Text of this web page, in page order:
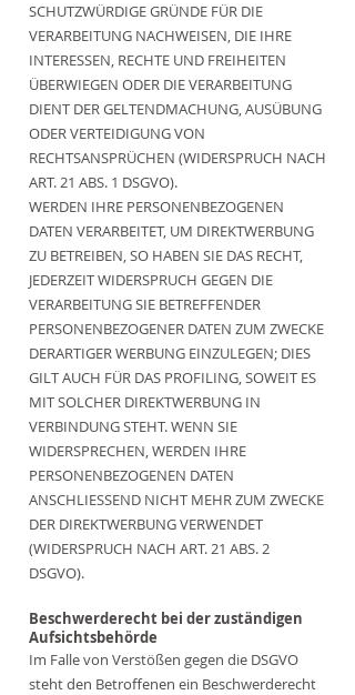
SCHUTZWÜRDIGE GRÜNDE FÜR DIE
VERARBEITUNG NACHWEISEN, DIE IHRE
INTERESSEN, RECHTE UND FREIHEITEN
ÜBERWIEGEN ODER DIE VERARBEITUNG
DIENT DER GELTENDMACHUNG, AUSÜBUNG
ODER VERTEIDIGUNG VON
RECHTSANSPRÜCHEN (WIDERSPRUCH NACH
ART. 21 ABS. 1 DSGVO).
WERDEN IHRE PERSONENBEZOGENEN
DATEN VERARBEITET, UM DIREKTWERBUNG
ZU BETREIBEN, SO HABEN SIE DAS RECHT,
JEDERZEIT WIDERSPRUCH GEGEN DIE
VERARBEITUNG SIE BETREFFENDER
PERSONENBEZOGENER DATEN ZUM ZWECKE
DERARTIGER WERBUNG EINZULEGEN; DIES
GILT AUCH FÜR DAS PROFILING, SOWEIT ES
MIT SOLCHER DIREKTWERBUNG IN
VERBINDUNG STEHT. WENN SIE
WIDERSPRECHEN, WERDEN IHRE
PERSONENBEZOGENEN DATEN
ANSCHLIESSEND NICHT MEHR ZUM ZWECKE
DER DIREKTWERBUNG VERWENDET
(WIDERSPRUCH NACH ART. 21 ABS. 2
DSGVO).
Beschwerde­recht bei der zuständigen
Aufsichts­behörde
Im Falle von Verstößen gegen die DSGVO
steht den Betroffenen ein Beschwerderecht